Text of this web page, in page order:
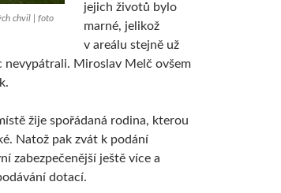
chvil | foto
jejich životů bylo
marné, jelikož
v areálu stejně už
nevypátrali. Miroslav Melč ovšem
žije spořádaná rodina, kterou
Natož pak zvát k podání
zabezpečenější ještě více a
dotací.